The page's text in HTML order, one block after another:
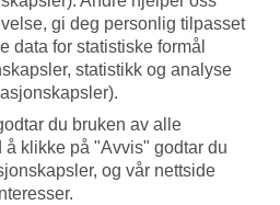
– og frihetsfølelsen av at nesten alt er
all inclusive-hotell for deg som
hotellene er all inclusive inkludert i
må du legge til all inclusive som
på de ulike hotellsidene.
gi deg personlig tilpasset
data for statistiske formål
statistikk og analyse
du bruken av alle
å klikke på "Avvis" godtar du
og vår nettside